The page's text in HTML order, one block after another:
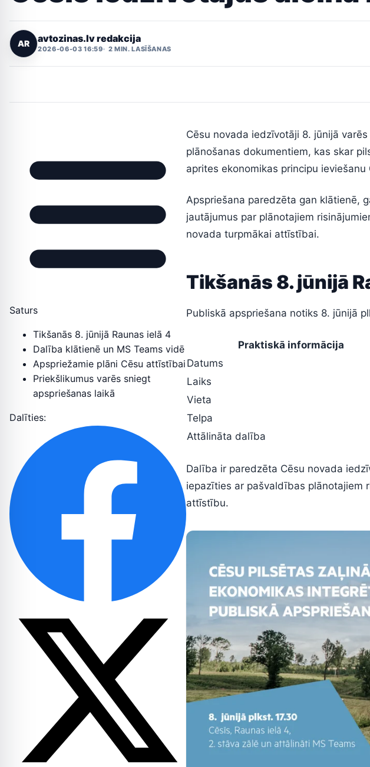
AR avtozinas.lv redakcija
2026-06-03 16:59 2 MIN. LASĪŠANAS
Saturs
Tikšanās 8. jūnijā Raunas ielā 4
Dalība klātienē un MS Teams vidē
Apspriežamie plāni Cēsu attīstībai
Priekšlikumus varēs sniegt
apspriešanas laikā
Dalīties:
Cēsu novada iedzīvotāji 8. jūnijā
plānošanas dokumentiem, kas skar
aprites ekonomikas principu ieviešanu
Apspriešana paredzēta gan klātienē,
jautājumus par plānotajiem
novada turpmākai attīstībai.
Tikšanās 8. jūnijā
Publiskā apspriešana notiks 8. jūnijā
Praktiskā informācija
Datums
Laiks
Vieta
Telpa
Attālināta dalība
Dalība ir paredzēta Cēsu novada
iepazīties ar pašvaldības plānotajiem
attīstību.